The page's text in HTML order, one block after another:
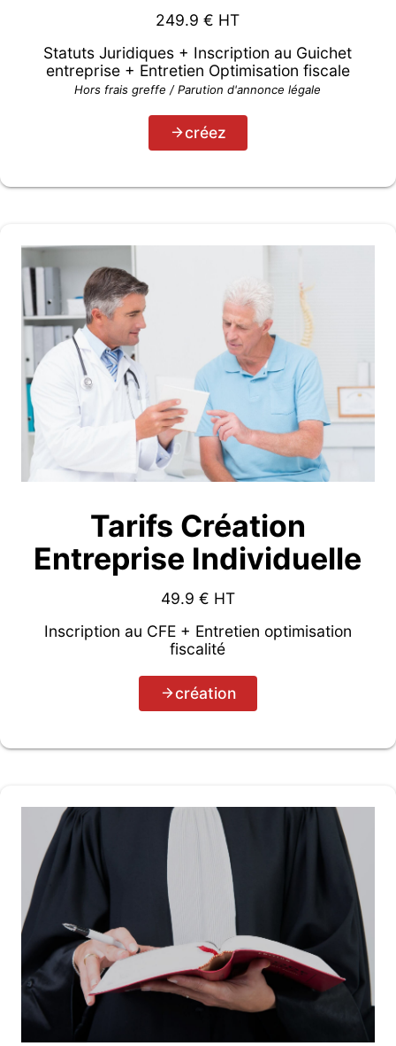
249.9 € HT
Statuts Juridiques + Inscription au Guichet
entreprise + Entretien Optimisation fiscale
Hors frais greffe / Parution d'annonce légale
créez
Tarifs Création
Entreprise Individuelle
49.9 € HT
Inscription au CFE + Entretien optimisation
fiscalité
création